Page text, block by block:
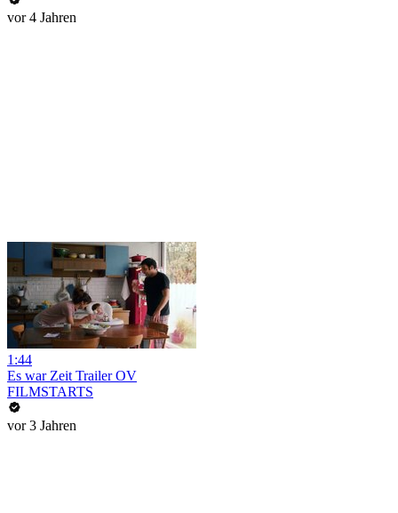
vor 4 Jahren
1:44
Es war Zeit Trailer OV
FILMSTARTS
vor 3 Jahren